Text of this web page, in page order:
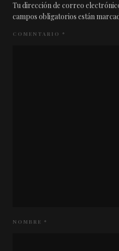
Tu dirección de correo
campos obligatorios están
COMENTARIO *
NOMBRE *